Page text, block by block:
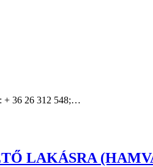
+ 36 26 312 548;…
LAKÁSRA